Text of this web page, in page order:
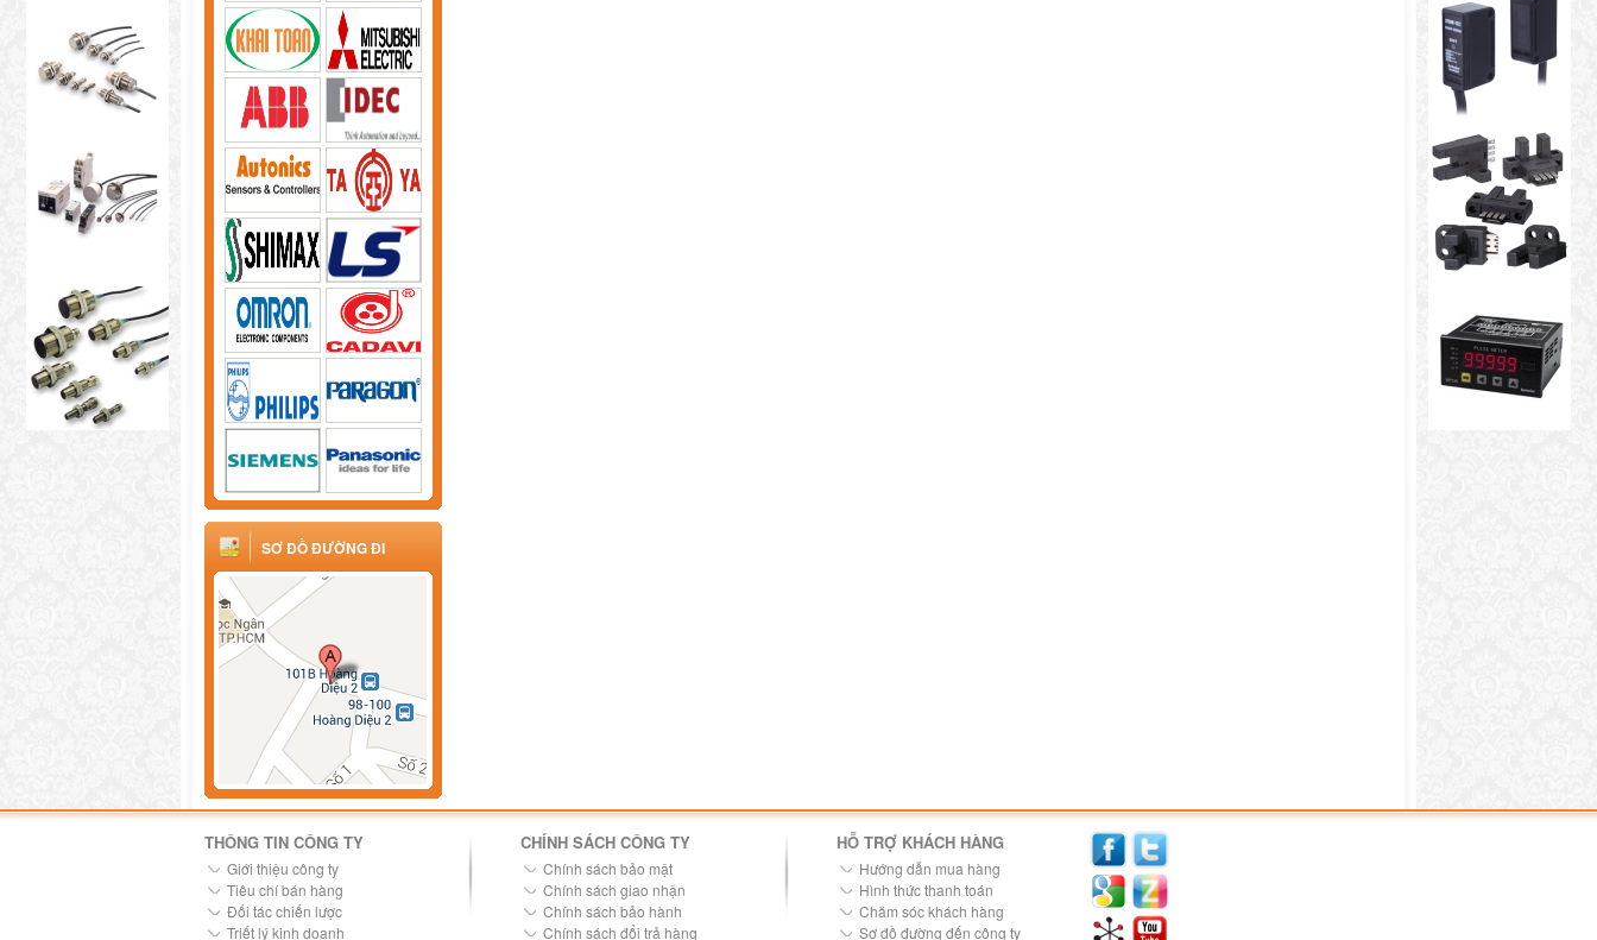
SƠ ĐỒ ĐƯỜNG ĐI
THÔNG TIN CÔNG TY
Giới thiệu công ty
Tiêu chí bán hàng
Đối tác chiến lược
Triết lý kinh doanh
CHÍNH SÁCH CÔNG TY
Chính sách bảo mật
Chính sách giao nhận
Chính sách bảo hành
Chính sách đổi trả hàng
HỖ TRỢ KHÁCH HÀNG
Hướng dẫn mua hàng
Hình thức thanh toán
Chăm sóc khách hàng
Sơ đồ đường đến công ty